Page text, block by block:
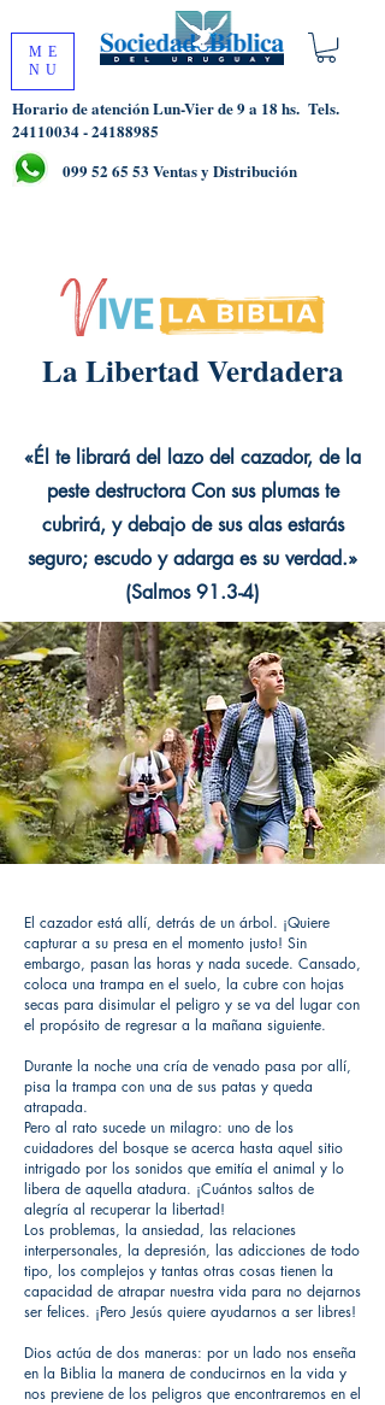
ME
NU
Horario de atención Lun-Vier de 9 a 18 hs. Tels.
24110034 - 24188985
099 52 65 53 Ventas y Distribución
La Libertad Verdadera
«Él te librará del lazo del cazador, de la
peste destructora Con sus plumas te
cubrirá, y debajo de sus alas estarás
seguro; escudo y adarga es su verdad.»
(Salmos 91.3-4)
El cazador está allí, detrás de un árbol. ¡Quiere
capturar a su presa en el momento justo! Sin
embargo, pasan las horas y nada sucede. Cansado,
coloca una trampa en el suelo, la cubre con hojas
secas para disimular el peligro y se va del lugar con
el propósito de regresar a la mañana siguiente.
Durante la noche una cría de venado pasa por allí,
pisa la trampa con una de sus patas y queda
atrapada.
Pero al rato sucede un milagro: uno de los
cuidadores del bosque se acerca hasta aquel sitio
intrigado por los sonidos que emitía el animal y lo
libera de aquella atadura. ¡Cuántos saltos de
alegría al recuperar la libertad!
Los problemas, la ansiedad, las relaciones
interpersonales, la depresión, las adicciones de todo
tipo, los complejos y tantas otras cosas tienen la
capacidad de atrapar nuestra vida para no dejarnos
ser felices. ¡Pero Jesús quiere ayudarnos a ser libres!
Dios actúa de dos maneras: por un lado nos enseña
en la Biblia la manera de conducirnos en la vida y
nos previene de los peligros que encontraremos en el